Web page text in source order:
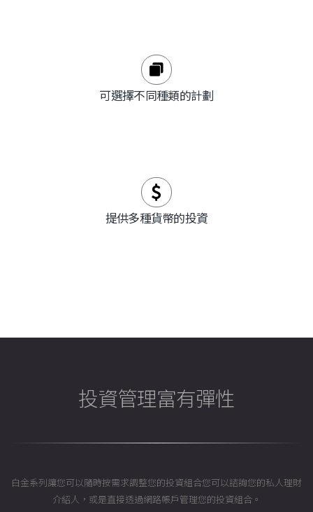
可選擇不同種類的計劃
提供多種貨幣的投資
投資管理富有彈性
白金系列讓您可以隨時按需求調整您的投資組合您可以諮詢您的私人理財
介紹人，或是直接透過網路帳戶管理您的投資組合。